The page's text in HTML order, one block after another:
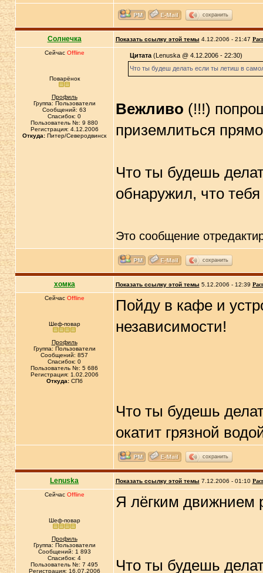
сохранить
Солнечка Показать ссылку этой темы 4.12.2006 - 21:47
Сейчас Offline
Поварёнок
Профиль
Группа: Пользователи
Сообщений: 63
Спасибок: 0
Пользователь №: 9 880
Регистрация: 4.12.2006
Откуда: Питер/Северодвинск
Цитата(Lenuska @ 4.12.2006 - 22:30)
Что ты будеш делать если ты летиш в
Вежливо (!!!)
приземлиться
Что ты будешь
обнаружил, что
Это сообщение
сохранить
хомка Показать ссылку этой темы 5.12.2006 - 12:39
Сейчас Offline
Шеф-повар
Профиль
Группа: Пользователи
Сообщений: 857
Спасибок: 0
Пользователь №: 5 686
Регистрация: 1.02.2006
Откуда:СПб
Пойду в кафе и
независимости!
Что ты будешь
окатит грязной
сохранить
Lenuska Показать ссылку этой темы 7.12.2006 - 01:10
Сейчас Offline
Шеф-повар
Профиль
Группа: Пользователи
Сообщений: 1 893
Спасибок: 4
Пользователь №: 7 495
Регистрация: 16.07.2006
Я лёгким движнием
Что ты будешь